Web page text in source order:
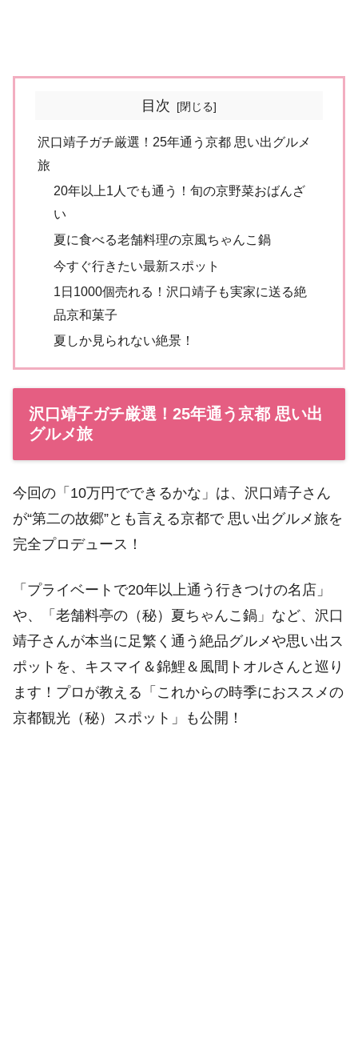
目次
沢口靖子ガチ厳選！25年通う京都 思い出グルメ
旅
20年以上1人でも通う！旬の京野菜おばんざ
い
夏に食べる老舗料理の京風ちゃんこ鍋
今すぐ行きたい最新スポット
1日1000個売れる！沢口靖子も実家に送る絶
品京和菓子
夏しか見られない絶景！
沢口靖子ガチ厳選！25年通う京都 思い出
グルメ旅
今回の「10万円でできるかな」は、沢口靖子さん
が“第二の故郷”とも言える京都で 思い出グルメ旅を
完全プロデュース！
「プライベートで20年以上通う行きつけの名店」
や、「老舗料亭の（秘）夏ちゃんこ鍋」など、沢口
靖子さんが本当に足繁く通う絶品グルメや思い出ス
ポットを、キスマイ＆錦鯉＆風間トオルさんと巡り
ます！プロが教える「これからの時季におススメの
京都観光（秘）スポット」も公開！